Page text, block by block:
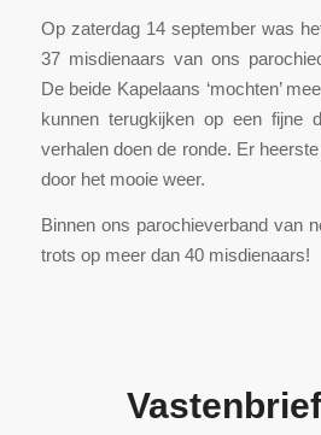
Op zaterdag 14 september was
37 misdienaars van ons
De beide Kapelaans ‘mochten’
kunnen terugkijken op een fijne
verhalen doen de ronde. Er
door het mooie weer.
Binnen ons parochieverband van
trots op meer dan 40 misdienaars!